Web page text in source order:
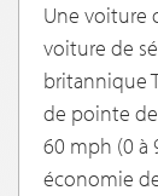
Une voiture
voiture de
britannique
de pointe
60 mph (0 à
économie